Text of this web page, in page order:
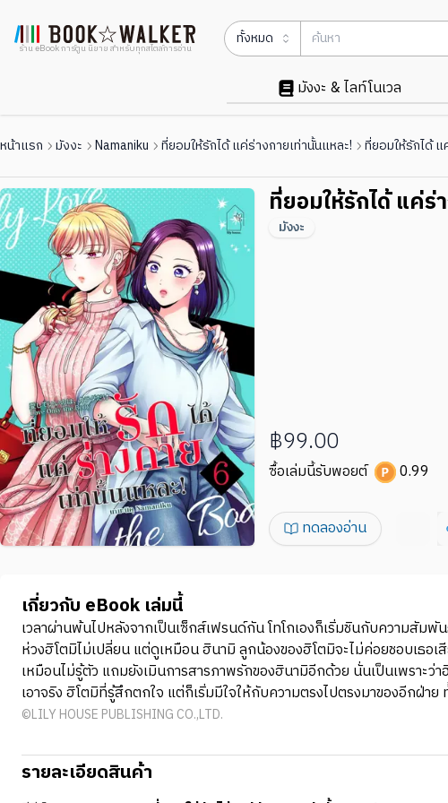
ร้าน eBook การ์ตูน นิยาย สำหรับทุกสไตล์การอ่าน
ทั้งหมด
มังงะ & ไลท์โนเวล
หน้าแรก มังงะ Namaniku ที่ยอมให้รักได้ แค่ร่างกายเท่านั้นแหละ! ที่ยอมให้รักได้ แ
ที่ยอมให้รักได้ แค่ร่
มังงะ
฿99.00
ซื้อเล่มนี้รับพอยต์ 0.99
ทดลองอ่าน
เกี่ยวกับ eBook เล่มนี้
เวลาผ่านพ้นไปหลังจากเป็นเซ็กส์เฟรนด์กัน โทโกเองก็เริ่มชินกับความสัม
ห่วงฮิโตมิไม่เปลี่ยน แต่ดูเหมือน ฮินามิ ลูกน้องของฮิโตมิจะไม่ค่อยชอบเธอ
เหมือนไม่รู้ตัว แถมยังเมินการสารภาพรักของฮินามิอีกด้วย นั่นเป็นเพราะว่
เอาจริง ฮิโตมิที่รู้สึกตกใจ แต่ก็เริ่มมีใจให้กับความตรงไปตรงมาของอีกฝ่า
©LILY HOUSE PUBLISHING CO.,LTD.
รายละเอียดสินค้า